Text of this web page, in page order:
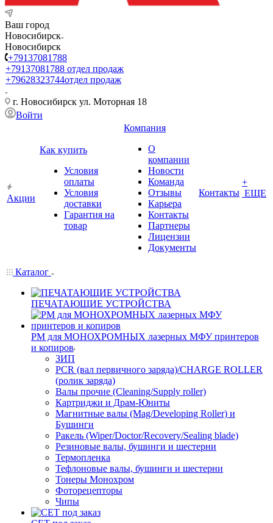
Ваш город
Новосибирск
Новосибирск
+79137081788
+79137081788 отдел продаж
+79628323744отдел продаж
г. Новосибирск ул. Моторная 18
Войти
Акции
Как купить
Условия
оплаты
Условия
доставки
Гарантия на
товар
Компания
О
компании
Новости
Команда
Отзывы
Карьера
Контакты
Партнеры
Лицензии
Документы
Контакты
+
ЕЩЕ
Каталог
ПЕЧАТАЮЩИЕ УСТРОЙСТВА
РМ для МОНОХРОМНЫХ лазерных МФУ принтеров
и копиров
ЗИП
PCR (вал первичного заряда)/CHARGE ROLLER
(ролик заряда)
Валы прочие (Cleaning/Supply roller)
Картриджи и Драм-Юниты
Магнитные валы (Mag/Developing Roller) и
Бушинги
Ракель (Wiper/Doctor/Recovery/Sealing blade)
Резиновые валы, бушинги и шестерни
Термопленка
Тефлоновые валы, бушинги и шестерни
Тонеры Монохром
Фоторецепторы
Чипы